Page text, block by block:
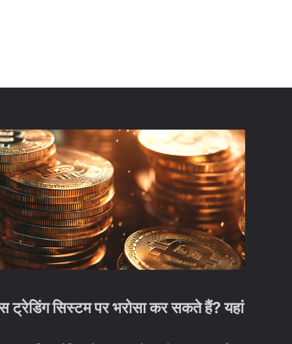
सिस्टम पर भरोसा कर सकते हैं? यहां